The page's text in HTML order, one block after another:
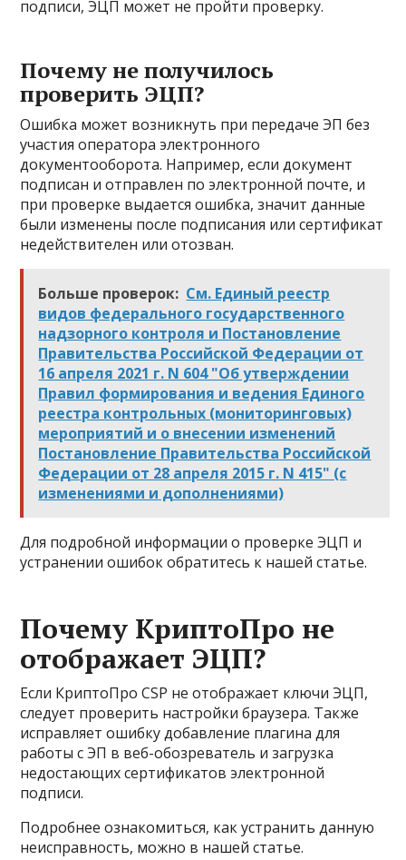
подписи, ЭЦП может не пройти проверку.
Почему не получилось
проверить ЭЦП?
Ошибка может возникнуть при передаче ЭП без
участия оператора электронного
документооборота. Например, если документ
подписан и отправлен по электронной почте, и
при проверке выдается ошибка, значит данные
были изменены после подписания или сертификат
недействителен или отозван.
Больше проверок: См. Единый реестр
видов федерального государственного
надзорного контроля и Постановление
Правительства Российской Федерации от
16 апреля 2021 г. N 604 "Об утверждении
Правил формирования и ведения Единого
реестра контрольных (мониторинговых)
мероприятий и о внесении изменений
Постановление Правительства Российской
Федерации от 28 апреля 2015 г. N 415" (с
изменениями и дополнениями)
Для подробной информации о проверке ЭЦП и
устранении ошибок обратитесь к нашей статье.
Почему КриптоПро не
отображает ЭЦП?
Если КриптоПро CSP не отображает ключи ЭЦП,
следует проверить настройки браузера. Также
исправляет ошибку добавление плагина для
работы с ЭП в веб-обозреватель и загрузка
недостающих сертификатов электронной
подписи.
Подробнее ознакомиться, как устранить данную
неисправность, можно в нашей статье.